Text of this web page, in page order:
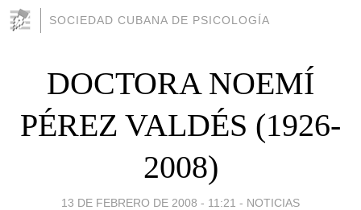
SOCIEDAD CUBANA DE PSICOLOGÍA
DOCTORA NOEMÍ
PÉREZ VALDÉS (1926-
2008)
13 DE FEBRERO DE 2008 - 11:21 - NOTICIAS